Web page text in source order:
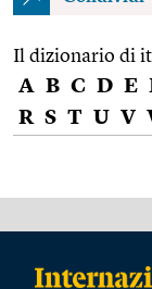
Il dizionario di
A B C D E
R S T U V